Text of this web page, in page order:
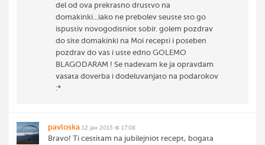
del od ova prekrasno drustvo na
domakinki...iako ne prebolev seuste sto go
ispustiv novogodisniot sobir. golem pozdrav
do site domakinki na Moi recepti i poseben
pozdrav do vas i uste edno GOLEMO
BLAGODARAM ! Se nadevam ke ja opravdam
vasata doverba i dodeluvanjato na podarokov
:*
pavloska 12 јан 2015 @ 17:08
Bravo! Ti cestitam na jubilejniot recept, bogata